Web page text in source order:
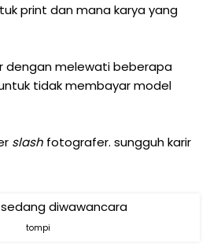
print dan mana karya yang
melewati beberapa
tidak membayar model
slash fotografer. sungguh karir
tompi